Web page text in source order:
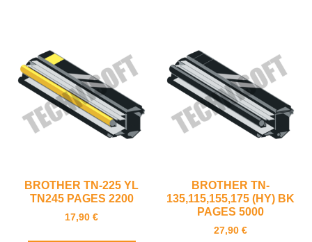
BROTHER TN-225 YL
TN245 PAGES 2200
17,90 €
BROTHER TN-
135,115,155,175 (HY) BK
PAGES 5000
27,90 €